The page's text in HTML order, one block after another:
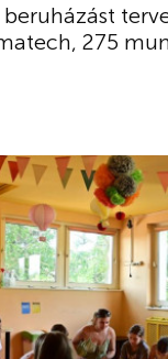
beruházást
275